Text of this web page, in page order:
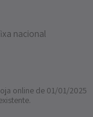
nacional
online de 01/01/2025